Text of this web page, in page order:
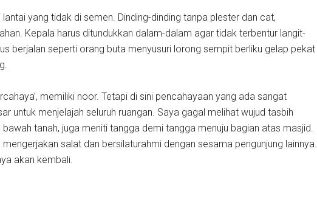
yang tidak di semen. Dinding-dinding tanpa plester dan cat,
Kepala harus ditundukkan dalam-dalam agar tidak terbentur langit-
berjalan seperti orang buta menyusuri lorong sempit berliku gelap pekat
memiliki noor. Tetapi di sini pencahayaan yang ada sangat
untuk menjelajah seluruh ruangan. Saya gagal melihat wujud tasbih
tanah, juga meniti tangga demi tangga menuju bagian atas masjid.
salat dan bersilaturahmi dengan sesama pengunjung lainnya.
akan kembali.